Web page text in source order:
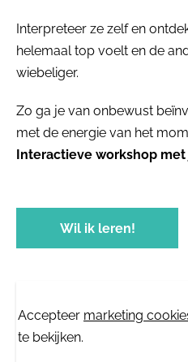
Interpreteer ze zelf en
helemaal top voelt en de
wiebeliger.
Zo ga je van onbewust
met de energie van het
Interactieve workshop
Wil ik leren!
⋯
Accepteer marketing
te bekijken.